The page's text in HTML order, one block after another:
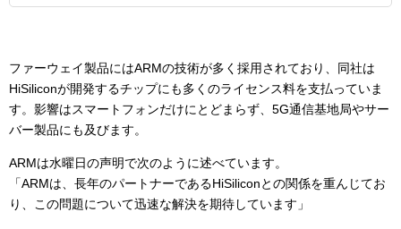
ファーウェイ製品にはARMの技術が多く採用されており、同社は
HiSiliconが開発するチップにも多くのライセンス料を支払っていま
す。影響はスマートフォンだけにとどまらず、5G通信基地局やサー
バー製品にも及びます。
ARMは水曜日の声明で次のように述べています。
「ARMは、長年のパートナーであるHiSiliconとの関係を重んじてお
り、この問題について迅速な解決を期待しています」